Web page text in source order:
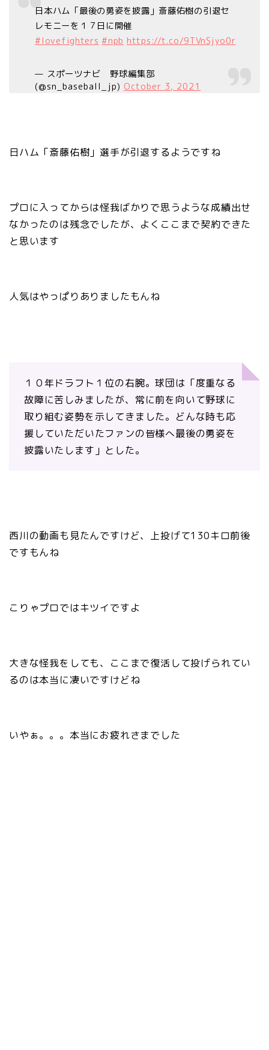
日本ハム「最後の勇姿を披露」斎藤佑樹の引退セ
レモニーを１７日に開催
#lovefighters #npb https://t.co/9TVnSjyo0r
— スポーツナビ 野球編集部
(@sn_baseball_jp) October 3, 2021
日ハム「斎藤佑樹」選手が引退するようですね
プロに入ってからは怪我ばかりで思うような成績出せ
なかったのは残念でしたが、よくここまで契約できた
と思います
人気はやっぱりありましたもんね
１０年ドラフト１位の右腕。球団は「度重なる
故障に苦しみましたが、常に前を向いて野球に
取り組む姿勢を示してきました。どんな時も応
援していただいたファンの皆様へ最後の勇姿を
披露いたします」とした。
西川の動画も見たんですけど、上投げて130キロ前後
ですもんね
こりゃプロではキツイですよ
大きな怪我をしても、ここまで復活して投げられてい
るのは本当に凄いですけどね
いやぁ。。。本当にお疲れさまでした